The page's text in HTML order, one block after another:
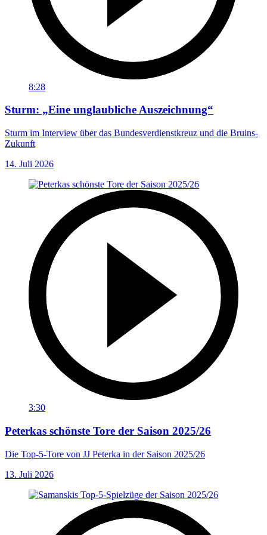
8:28
Sturm: „Eine unglaubliche Auszeichnung“
Sturm im Interview über das Bundesverdienstkreuz und die Bruins-
Zukunft
14. Juli 2026
3:30
Peterkas schönste Tore der Saison 2025/26
Die Top-5-Tore von JJ Peterka in der Saison 2025/26
13. Juli 2026